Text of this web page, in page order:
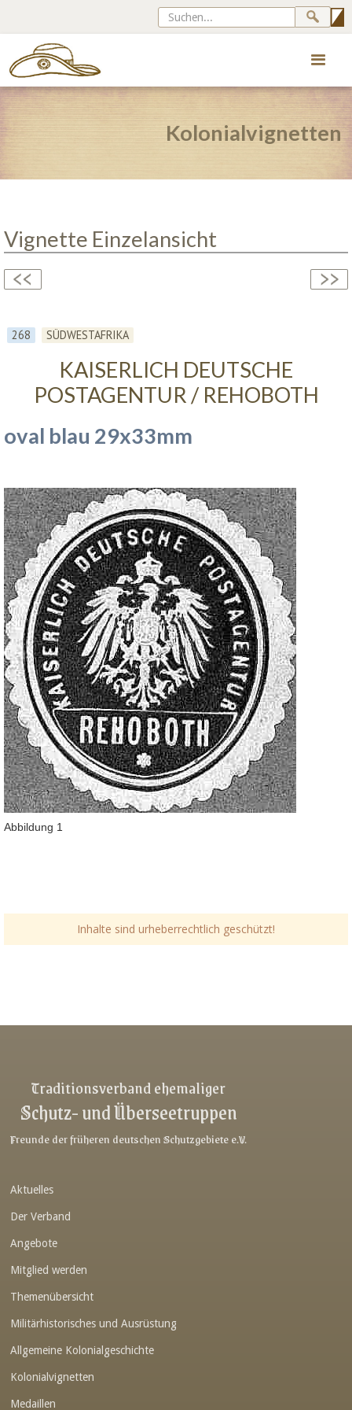
Kolonialvignetten
Vignette Einzelansicht
268 SÜDWESTAFRIKA
KAISERLICH DEUTSCHE
POSTAGENTUR / REHOBOTH
oval blau 29x33mm
Abbildung 1
Inhalte sind urheberrechtlich geschützt!
Link-v-z
Link-v-z
Link-v-z
Link-v-z
Link-v-z
Link-v-z
Link-v-z
Link-v-z
Traditionsverband ehemaliger
Schutz- und Überseetruppen
Freunde der früheren deutschen Schutzgebiete e.V.
Aktuelles
Der Verband
Angebote
Mitglied werden
Themenübersicht
Militärhistorisches und Ausrüstung
Allgemeine Kolonialgeschichte
Kolonialvignetten
Medaillen